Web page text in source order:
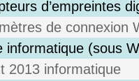
d’empreintes
de connexion
informatique (sous
2013 informatique